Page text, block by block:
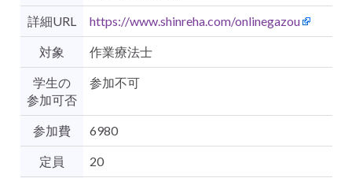
詳細URL https://www.shinreha.com/onlinegazou
対象 作業療法士
学生の
参加可否
参加不可
参加費 6980
定員 20